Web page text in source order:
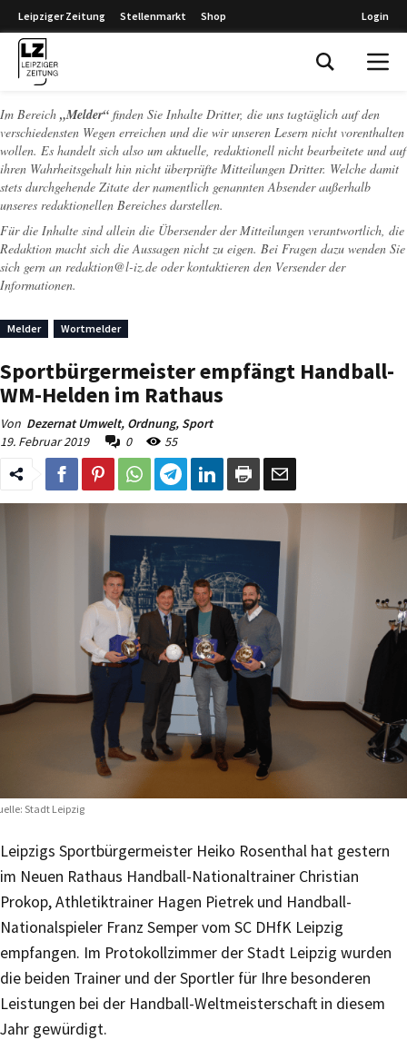
Leipziger Zeitung Stellenmarkt Shop Login
Im Bereich „Melder“ finden Sie Inhalte Dritter, die uns tagtäglich auf den
verschiedensten Wegen erreichen und die wir unseren Lesern nicht vorenthalten
wollen. Es handelt sich also um aktuelle, redaktionell nicht bearbeitete und auf
ihren Wahrheitsgehalt hin nicht überprüfte Mitteilungen Dritter. Welche damit
stets durchgehende Zitate der namentlich genannten Absender außerhalb
unseres redaktionellen Bereiches darstellen.
Für die Inhalte sind allein die Übersender der Mitteilungen verantwortlich, die
Redaktion macht sich die Aussagen nicht zu eigen. Bei Fragen dazu wenden Sie
sich gern an redaktion@l-iz.de oder kontaktieren den Versender der
Informationen.
Melder Wortmelder
Sportbürgermeister empfängt Handball-
WM-Helden im Rathaus
Von Dezernat Umwelt, Ordnung, Sport
19. Februar 2019
0 55
Stadt Leipzig
Leipzigs Sportbürgermeister Heiko Rosenthal hat gestern
im Neuen Rathaus Handball-Nationaltrainer Christian
Prokop, Athletiktrainer Hagen Pietrek und Handball-
Nationalspieler Franz Semper vom SC DHfK Leipzig
empfangen. Im Protokollzimmer der Stadt Leipzig wurden
die beiden Trainer und der Sportler für Ihre besonderen
Leistungen bei der Handball-Weltmeisterschaft in diesem
Jahr gewürdigt.